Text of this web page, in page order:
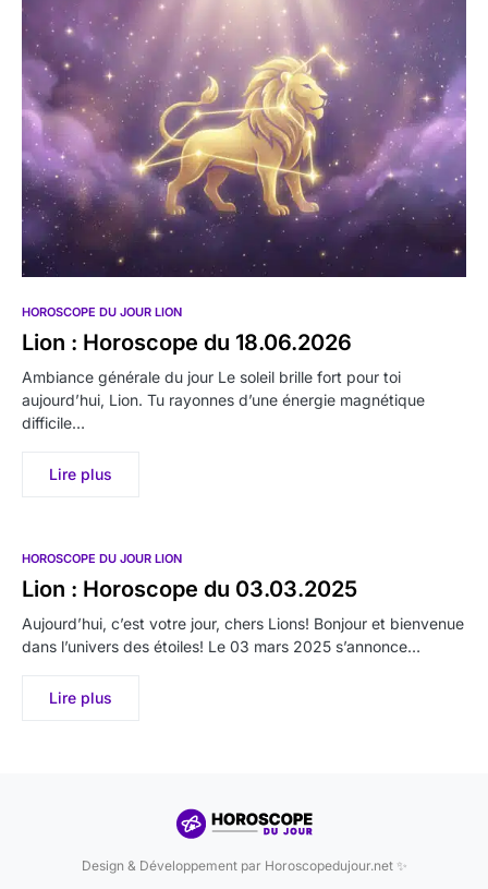
HOROSCOPE DU JOUR LION
Lion : Horoscope du 18.06.2026
Ambiance générale du jour Le soleil brille fort pour toi
aujourd’hui, Lion. Tu rayonnes d’une énergie magnétique
difficile…
Lire plus
HOROSCOPE DU JOUR LION
Lion : Horoscope du 03.03.2025
Aujourd’hui, c’est votre jour, chers Lions! Bonjour et bienvenue
dans l’univers des étoiles! Le 03 mars 2025 s’annonce…
Lire plus
Design & Développement par Horoscopedujour.net ✨